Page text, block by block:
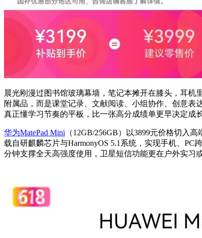
晨光刚漫过图书馆玻璃幕墙，笔记本摊开在膝头，耳
附属品，而是课堂记录、文献阅读、小组协作、创意
真正懂学习节奏的平板，比一张高分成绩单更早决定成长
华为MatePad Mini （12GB/256GB）以3899元价格切入
载自研麒麟芯片与HarmonyOS 5.1系统，实现手机、
分钟支撑全天高强度使用，卫星短信功能更在户外实习